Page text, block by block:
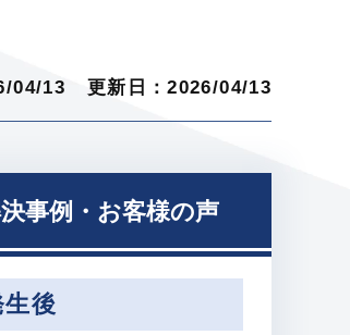
04/13 更新日：2026/04/13
事例・お客様の声
後